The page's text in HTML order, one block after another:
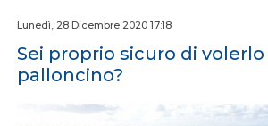
Lunedì, 28 Dicembre 2020 17:18
Sei proprio sicuro di
palloncino?